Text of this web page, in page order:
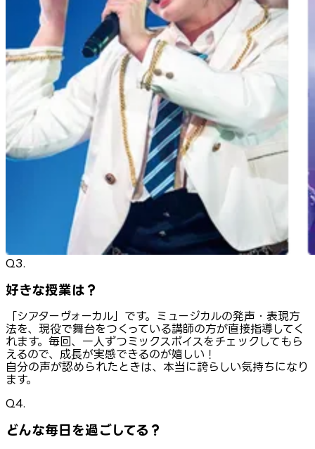
Q3.
好きな授業は？
「シアターヴォーカル」です。ミュージカルの発声・表現方
法を、現役で舞台をつくっている講師の方が直接指導してく
れます。毎回、一人ずつミックスボイスをチェックしてもら
えるので、成長が実感できるのが嬉しい！
自分の声が認められたときは、本当に誇らしい気持ちになり
ます。
Q4.
どんな毎日を過ごしてる？